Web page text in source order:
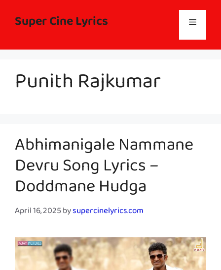
contentSuper Cine Lyrics Menu
Punith Rajkumar
Abhimanigale Nammane
Devru Song Lyrics –
Doddmane Hudga
April 16, 2025bysupercinelyrics.com